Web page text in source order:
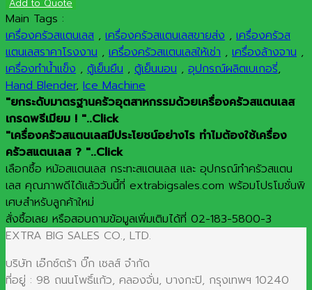
Add to Quote
Main Tags :
เครื่องครัวสแตนเลส , เครื่องครัวสแตนเลสขายส่ง , เครื่องครัวส
แตนเลสราคาโรงงาน , เครื่องครัวสแตนเลสให้เช่า , เครื่องล้างจาน ,
เครื่องทำน้ำแข็ง , ตู้เย็นยืน , ตู้เย็นนอน , อุปกรณ์ผลิตเบเกอรี่,
Hand Blender, Ice Machine
"ยกระดับมาตรฐานครัวอุตสาหกรรมด้วยเครื่องครัวสแตนเลส
เกรดพรีเมียม ! "..Click
"เครื่องครัวสแตนเลสมีประโยชน์อย่างไร ทำไมต้องใช้เครื่อง
ครัวสแตนเลส ? "..Click
เลือกซื้อ หม้อสแตนเลส กระทะสแตนเลส และ อุปกรณ์ทำครัวสแตน
เลส คุณภาพดีได้แล้ววันนี้ที่ extrabigsales.com พร้อมโปรโมชั่นพิ
เศษสำหรับลูกค้าใหม่
สั่งซื้อเลย หรือสอบถามข้อมูลเพิ่มเติมได้ที่ 02-183-5800-3
EXTRA BIG SALES CO., LTD.
บริษัท เอ๊กซ์ตร้า บิ๊ก เซลส์ จำกัด
ที่อยู่ : 98 ถนนโพธิ์แก้ว, คลองจั่น, บางกะปิ, กรุงเทพฯ 10240